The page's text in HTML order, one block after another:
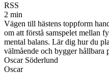
RSS
2 min
Vägen till hästens toppform
om att förstå samspelet mellan
mental balans. Lär dig hur du
välmående och bygger hållbara
Oscar Söderlund
Oscar